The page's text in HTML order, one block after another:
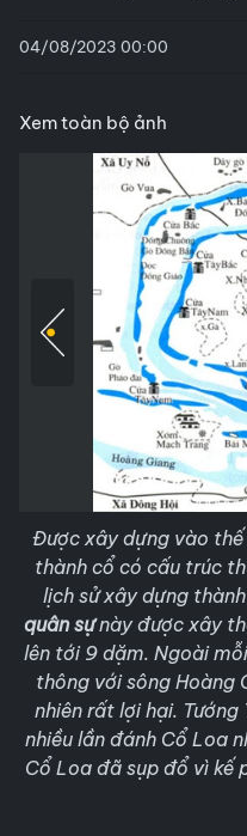
04/08/2023 00:00
Xem toàn bộ ảnh
Được xây dựng vào
thành cổ có cấu trúc
lịch sử xây dựng
quân sựnày được xây
lên tới 9 dặm. Ngoài
thông với sông Hoàng
nhiên rất lợi hại.
nhiều lần đánh Cổ Loa
Cổ Loa đã sụp đổ vì kế